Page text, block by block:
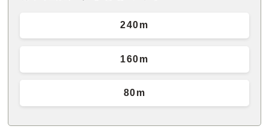
240m
160m
80m